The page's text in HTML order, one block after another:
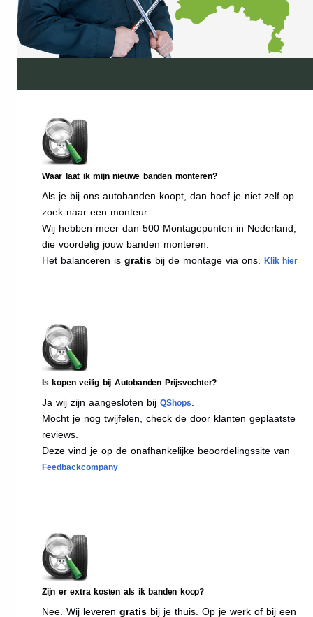
Waar laat ik mijn nieuwe banden monteren?
Als je bij ons autobanden koopt, dan hoef je niet zelf op
zoek naar een monteur.
Wij hebben meer dan 500 Montagepunten in Nederland,
die voordelig jouw banden monteren.
Het balanceren is gratis bij de montage via ons. Klik hier
Is kopen veilig bij Autobanden Prijsvechter?
Ja wij zijn aangesloten bij QShops
Mocht je nog twijfelen, check de door klanten geplaatste
reviews.
Deze vind je op de onafhankelijke beoordelingssite van
Feedbackcompany
Zijn er extra kosten als ik banden koop?
Nee. Wij leveren gratis bij je thuis. Op je werk of bij een